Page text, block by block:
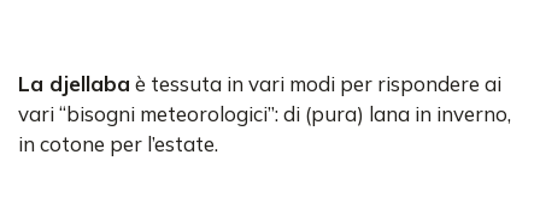
La djellaba è tessuta in vari modi per rispondere ai
vari “bisogni meteorologici”: di (pura) lana in inverno,
in cotone per l’estate.